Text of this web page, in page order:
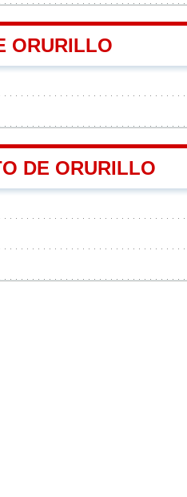
ORURILLO
DE ORURILLO